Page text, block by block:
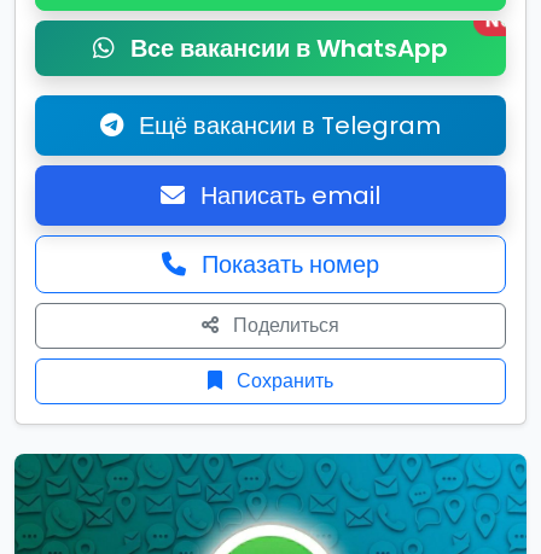
Все вакансии в WhatsApp
New
Ещё вакансии в Telegram
Написать email
Показать номер
Поделиться
Сохранить